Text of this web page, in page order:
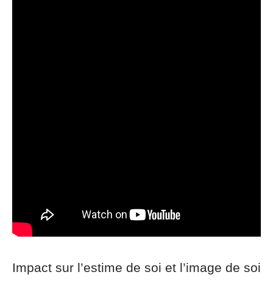
Impact sur l’estime de soi et l’image de soi